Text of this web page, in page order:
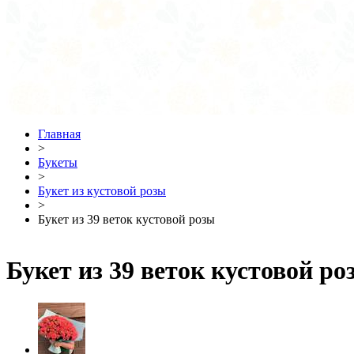
Главная
>
Букеты
>
Букет из кустовой розы
>
Букет из 39 веток кустовой розы
Букет из 39 веток кустовой